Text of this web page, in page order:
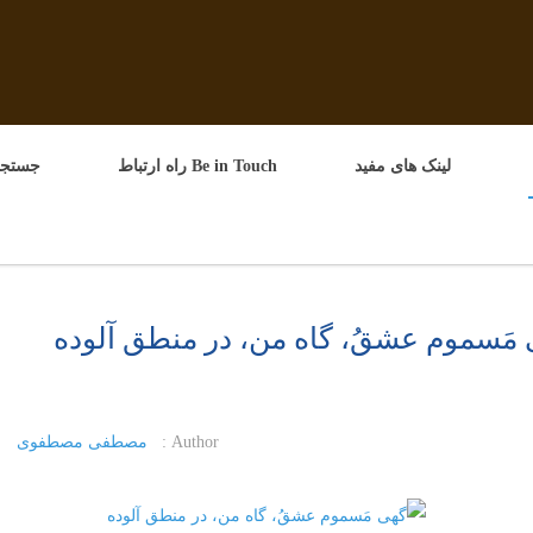
لینک های مفید Be in Touch راه ارتباط
مَسموم عشقُ، گاه من، در منطق آلوده
Author : مصطفی مصطفوی